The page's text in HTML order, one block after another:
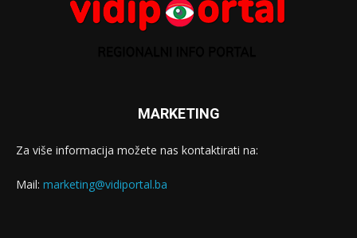
MARKETING
Za više informacija možete nas kontaktirati na:
Mail: marketing@vidiportal.ba